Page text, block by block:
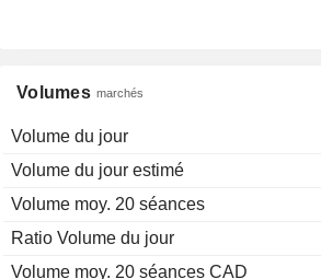
Volumes marchés
Volume du jour
Volume du jour estimé
Volume moy. 20 séances
Ratio Volume du jour
Volume moy. 20 séances CAD